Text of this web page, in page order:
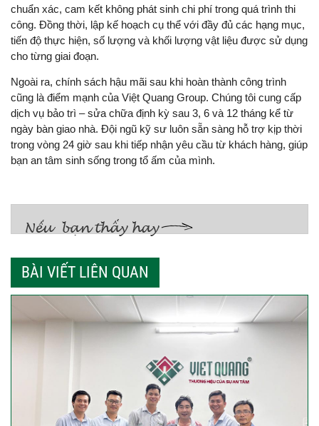
chuẩn xác, cam kết không phát sinh chi phí trong quá trình thi
công. Đồng thời, lập kế hoạch cụ thể với đầy đủ các hạng mục,
tiến độ thực hiện, số lượng và khối lượng vật liệu được sử dụng
cho từng giai đoạn.
Ngoài ra, chính sách hậu mãi sau khi hoàn thành công trình
cũng là điểm mạnh của Việt Quang Group. Chúng tôi cung cấp
dịch vụ bảo trì – sửa chữa định kỳ sau 3, 6 và 12 tháng kể từ
ngày bàn giao nhà. Đội ngũ kỹ sư luôn sẵn sàng hỗ trợ kịp thời
trong vòng 24 giờ sau khi tiếp nhận yêu cầu từ khách hàng, giúp
bạn an tâm sinh sống trong tổ ấm của mình.
BÀI VIẾT LIÊN QUAN